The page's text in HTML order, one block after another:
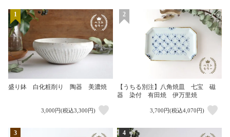
1
盛り鉢 白化粧削り 陶器 美濃焼
3,000円(税込3,300円)
2
【うちる別注】八角焼皿 七宝 磁
器 染付 有田焼 伊万里焼
3,700円(税込4,070円)
3 4